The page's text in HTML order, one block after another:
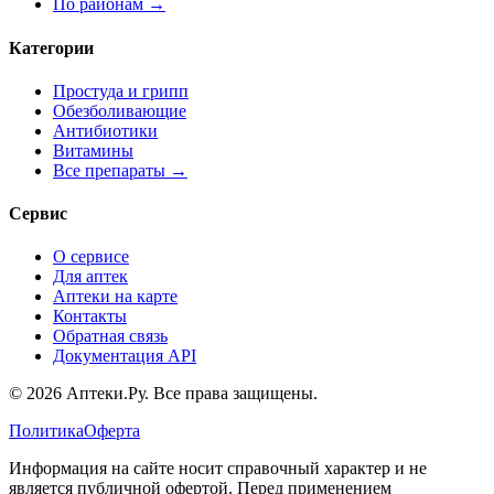
По районам →
Категории
Простуда и грипп
Обезболивающие
Антибиотики
Витамины
Все препараты →
Сервис
О сервисе
Для аптек
Аптеки на карте
Контакты
Обратная связь
Документация API
© 2026 Аптеки.Ру. Все права защищены.
ПолитикаОферта
Информация на сайте носит справочный характер и не
является публичной офертой. Перед применением